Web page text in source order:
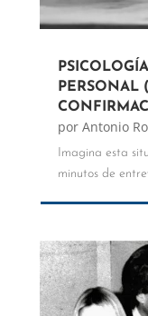
PERSONAL
por Antonio
Imagina esta
minutos de